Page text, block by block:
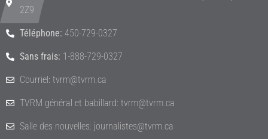
2Z9
Téléphone: 450-729-0327
Sans frais: 1-888-729-0327
Courriel: tvrm@tvrm.ca
TVRM général et babillard: tvrm@tvrm.ca
Salle des nouvelles: journalistes@tvrm.ca